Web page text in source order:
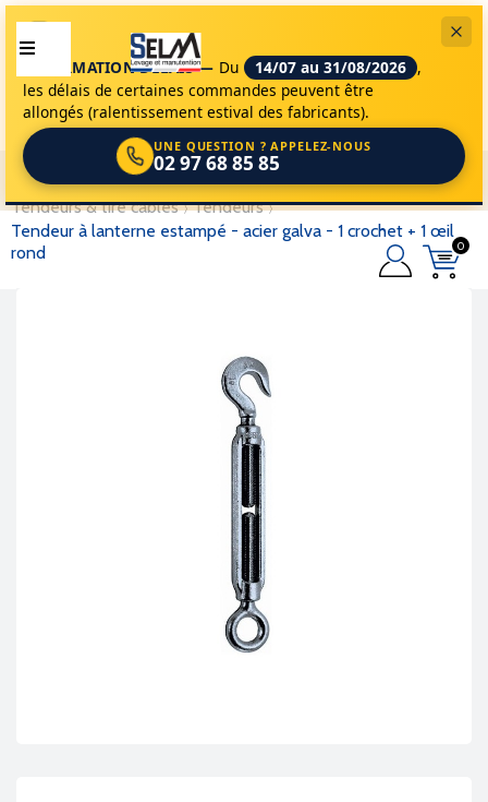
INFORMATION DÉLAIS — Du 14/07 au 31/08/2026 ,
les délais de certaines commandes peuvent être
allongés (ralentissement estival des fabricants).
UNE QUESTION ? APPELEZ-NOUS
02 97 68 85 85
0
selm accessoires de levage
accessoires
tendeurs & tire câbles
tendeurs
tendeur à lanterne estampé - acier galva - 1 crochet + 1 œil
rond